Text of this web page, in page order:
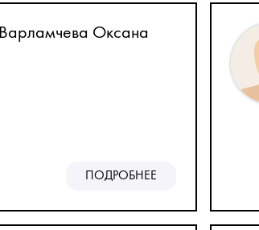
Варламчева Оксана
ПОДРОБНЕЕ